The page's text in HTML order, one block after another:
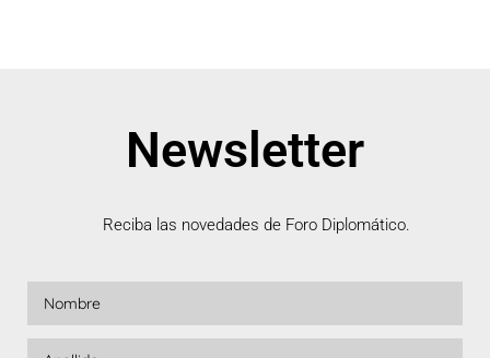
Newsletter
Reciba las novedades de Foro Diplomático.